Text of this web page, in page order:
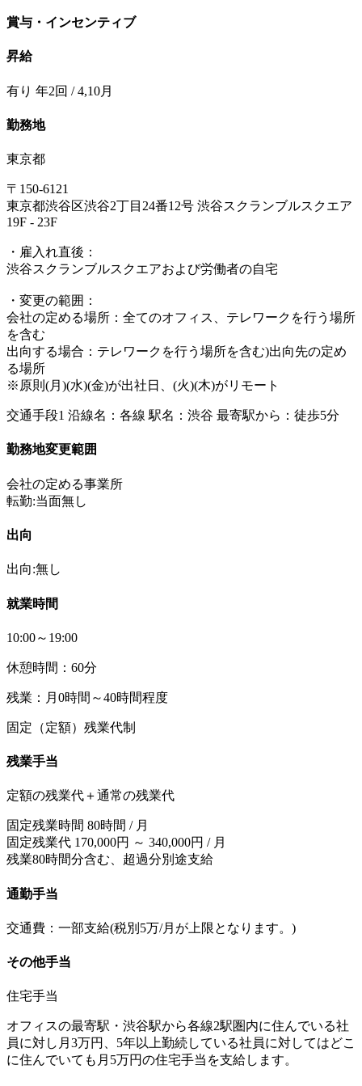
賞与・インセンティブ
昇給
有り 年2回 / 4,10月
勤務地
東京都
〒150-6121
東京都渋谷区渋谷2丁目24番12号 渋谷スクランブルスクエア
19F - 23F
・雇入れ直後：
渋谷スクランブルスクエアおよび労働者の自宅
・変更の範囲：
会社の定める場所：全てのオフィス、テレワークを行う場所
を含む
出向する場合：テレワークを行う場所を含む)出向先の定め
る場所
※原則(月)(水)(金)が出社日、(火)(木)がリモート
交通手段1 沿線名：各線 駅名：渋谷 最寄駅から：徒歩5分
勤務地変更範囲
会社の定める事業所
転勤:当面無し
出向
出向:無し
就業時間
10:00～19:00
休憩時間：60分
残業：月0時間～40時間程度
固定（定額）残業代制
残業手当
定額の残業代＋通常の残業代
固定残業時間 80時間 / 月
固定残業代 170,000円 ～ 340,000円 / 月
残業80時間分含む、超過分別途支給
通勤手当
交通費：一部支給(税別5万/月が上限となります。)
その他手当
住宅手当
オフィスの最寄駅・渋谷駅から各線2駅圏内に住んでいる社
員に対し月3万円、5年以上勤続している社員に対してはどこ
に住んでいても月5万円の住宅手当を支給します。